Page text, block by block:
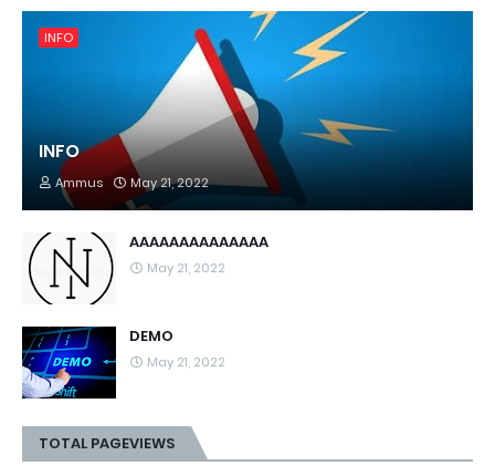
INFO
INFO
Ammus May 21, 2022
AAAAAAAAAAAAAA
May 21, 2022
DEMO
May 21, 2022
TOTAL PAGEVIEWS